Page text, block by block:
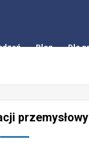
Blog Dla